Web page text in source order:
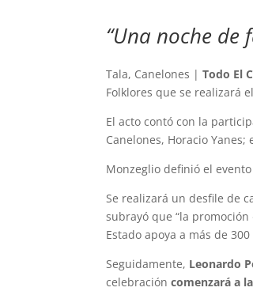
“Una noche
Tala, Canelones |Todo El
Folklores que se realizará
El acto contó con la
Canelones, Horacio
Monzeglio definió el
Se realizará un desfile de
subrayó que “la
Estado apoya a más de
Seguidamente, Leonardo
celebracióncomenzará a